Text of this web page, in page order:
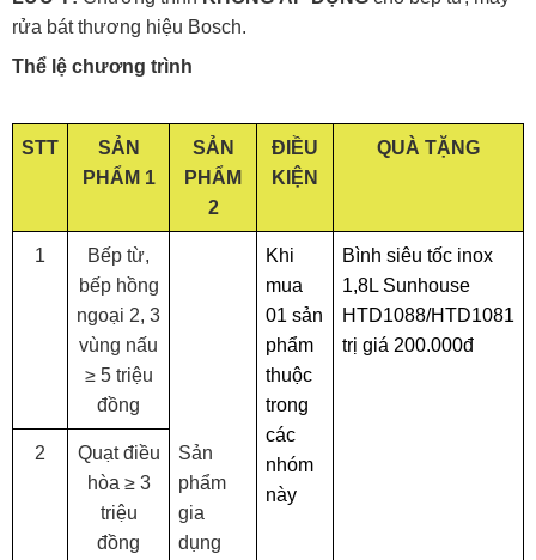
rửa bát thương hiệu Bosch.
Thể lệ chương trình
STT
SẢN
PHẨM 1
SẢN
PHẨM
2
ĐIỀU
KIỆN
QUÀ TẶNG
1
Bếp từ,
bếp hồng
ngoại 2, 3
vùng nấu
≥ 5 triệu
đồng
Sản
phẩm
gia
dụng
Khi
mua
01 sản
phẩm
thuộc
trong
các
nhóm
này
Bình siêu tốc inox
1,8L Sunhouse
HTD1088/HTD1081
trị giá 200.000đ
2
Quạt điều
hòa ≥ 3
triệu
đồng